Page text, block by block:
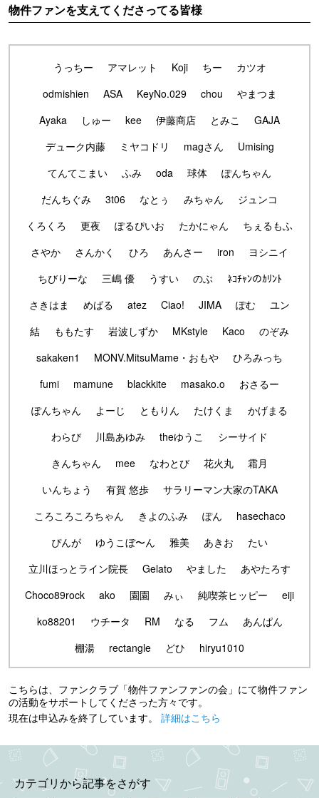
物件ファンを支えてくださってる皆様
うっちー アマレット Koji ちー
カツオ
odmishien
ASA KeyNo.029 chou
やまつま
Ayaka
しゅー kee 伊藤商店 とみこ
GAJA
デューク内藤
ミヤコドリ magさん
Umising
てんてこまい
ふみ oda 球体
ぽんちゃん
だんちぐみ
3t06 なとぅ みちゃん
ジュンコ
くろくろ
更夜 ぽるぴいお たかにゃん
ちぇるもふ
さやか
さんかく ひろ あんさー iron
ヨシニイ
ちびりーな
三嶋 優 うすい のぶ
ﾈｺﾁｬﾝのｶﾘﾝﾄ
さきはま
めばる atez Ciao! JIMA ぽむ
ユン
結
ももたす 岩波しずか MKstyle Kaco
のぞみ
sakaken1
MONV.MitsuMame・おもや
ひろみっち
fumi
mamune blackkite masako.o
おさるー
ぽんちゃん
よーじ ともりん たけくま
かげまる
わらび
川島あゆみ theゆうこ
シーサイド
きんちゃん
mee なわとび 花火丸
霜月
いんちょう
有賀 悠歩
サラリーマン大家のTAKA
ころころころちゃん
きよのふみ ぽん
hasechaco
ぴんが
ゆうこぼ〜ん 雅美 あきお
たい
立川ほっとライン院長
Gelato やました
あやたろす
Choco89rock
ako 園園 みぃ 純喫茶ヒッピー
eiji
ko88201
ウチータ RM なる フム
あんぱん
棚湯
rectangle どひ hiryu1010
こちらは、ファンクラブ「物件ファンファンの会」にて物件ファン
の活動をサポートしてくださった方々です。
現在は申込みを終了しています。 詳細はこちら
カテゴリから記事をさがす